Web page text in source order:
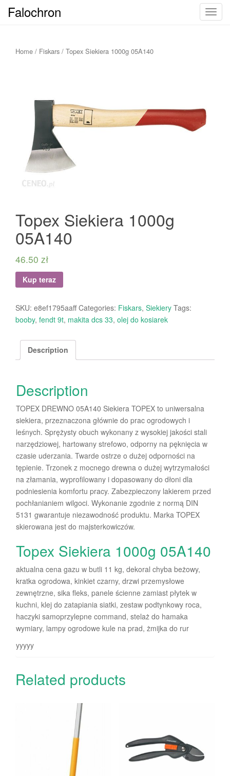
T
Falochron
Home / Fiskars / Topex Siekiera 1000g 05A140
Topex Siekiera 1000g
05A140
46.50 zł
Kup teraz
SKU: e8ef1795aaff Categories: Fiskars, Siekiery Tags:
booby, fendt 9t, makita dcs 33, olej do kosiarek
Description
Description
TOPEX DREWNO 05A140 Siekiera TOPEX to uniwersalna
siekiera, przeznaczona głównie do prac ogrodowych i
leśnych. Sprężysty obuch wykonany z wysokiej jakości stali
narzędziowej, hartowany strefowo, odporny na pęknięcia w
czasie uderzania. Twarde ostrze o dużej odporności na
tępienie. Trzonek z mocnego drewna o dużej wytrzymałości
na złamania, wyprofilowany i dopasowany do dłoni dla
podniesienia komfortu pracy. Zabezpieczony lakierem przed
pochłanianiem wilgoci. Wykonanie zgodnie z normą DIN
5131 gwarantuje niezawodność produktu. Marka TOPEX
skierowana jest do majsterkowiczów.
Topex Siekiera 1000g 05A140
aktualna cena gazu w butli 11 kg, dekoral chyba beżowy,
kratka ogrodowa, kinkiet czarny, drzwi przemysłowe
zewnętrzne, sika fleks, panele ścienne zamiast płytek w
kuchni, klej do zatapiania siatki, zestaw podtynkowy roca,
haczyki samoprzylepne command, stelaż do hamaka
wymiary, lampy ogrodowe kule na prad, żmijka do rur
yyyyy
Related products